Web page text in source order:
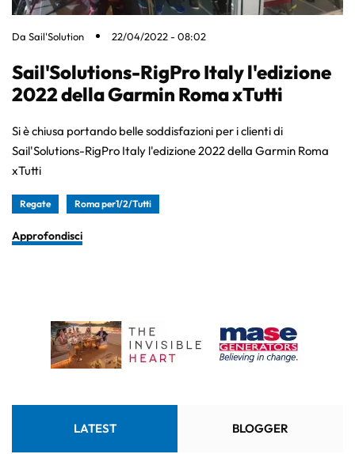
Da Sail'Solution 22/04/2022 - 08:02
Sail'Solutions-RigPro Italy l'edizione
2022 della Garmin Roma xTutti
Si è chiusa portando belle soddisfazioni per i clienti di
Sail'Solutions-RigPro Italy l'edizione 2022 della Garmin Roma
xTutti
Regate Roma per1/2/Tutti
Approfondisci
LATEST BLOGGER